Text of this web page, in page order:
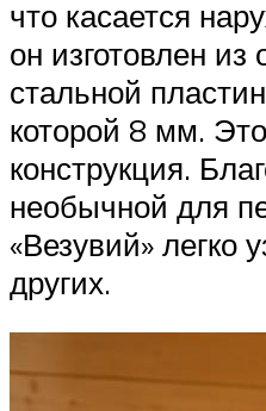
что касается
он изготовлен из
стальной
которой 8 мм.
конструкция.
необычной для
«Везувий» легко
других.